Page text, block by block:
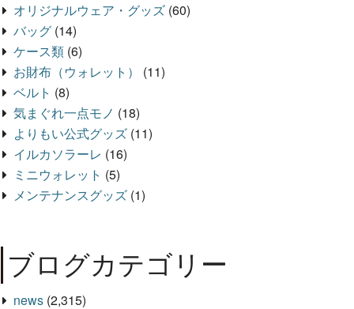
オリジナルウェア・グッズ (60)
バッグ (14)
ケース類 (6)
お財布（ウォレット）
(11)
ベルト (8)
気まぐれ一点モノ (18)
よりもい公式グッズ (11)
イルカソラーレ (16)
ミニウォレット (5)
メンテナンスグッズ (1)
ブログカテゴリー
news (2,315)